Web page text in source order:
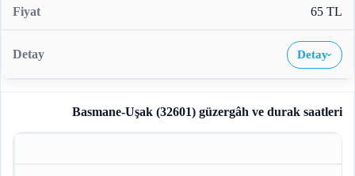
65 TL
Detay›
Basmane-Uşak (32601)güzergâh ve durak saatleri